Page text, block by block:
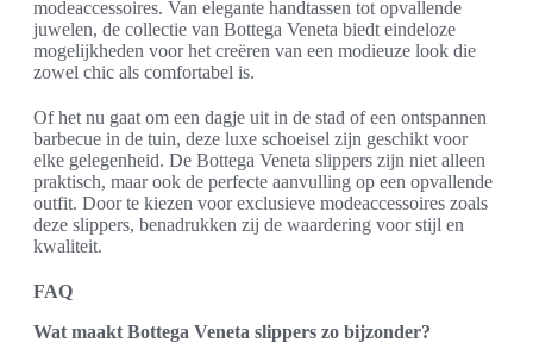
modeaccessoires. Van elegante handtassen tot opvallende
juwelen, de collectie van Bottega Veneta biedt eindeloze
mogelijkheden voor het creëren van een modieuze look die
zowel chic als comfortabel is.
Of het nu gaat om een dagje uit in de stad of een ontspannen
barbecue in de tuin, deze luxe schoeisel zijn geschikt voor
elke gelegenheid. De Bottega Veneta slippers zijn niet alleen
praktisch, maar ook de perfecte aanvulling op een opvallende
outfit. Door te kiezen voor exclusieve modeaccessoires zoals
deze slippers, benadrukken zij de waardering voor stijl en
kwaliteit.
FAQ
Wat maakt Bottega Veneta slippers zo bijzonder?